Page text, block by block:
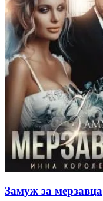
Замуж за мерзавца